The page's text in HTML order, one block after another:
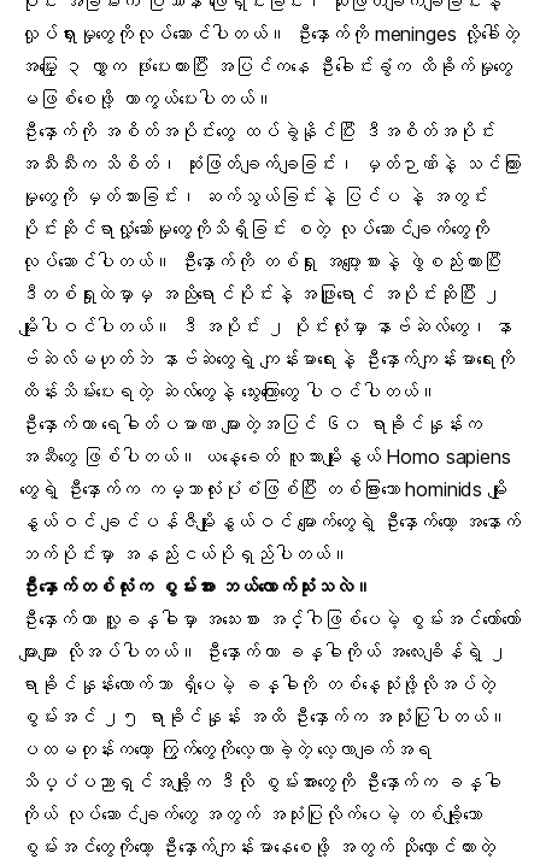
လှုပ်ရှားမှုတွေကိုလုပ်ဆောင်ပါတယ်။ ဦးနှောက်ကို meninges လို့ခေါ်တဲ့
အမြှေး ၃ လွှာက ဖုံးပေးထားပြီး အပြင်ကနေ ဦးခေါင်းခွံက ထိခိုက်မှုတွေ
မဖြစ်စေဖို့ ကာကွယ်ပေးပါတယ်။
ဦးနှောက်ကို အစိတ်အပိုင်းတွေ ထပ်ခွဲနိုင်ပြီး ဒီအစိတ်အပိုင်း
အသီးသီးက သိစိတ်၊ ဆုံးဖြတ်ချက်ချခြင်း၊ မှတ်ဉာဏ်နဲ့ သင်ကြား
မှုတွေကို မှတ်သားခြင်း၊ ဆက်သွယ်ခြင်းနဲ့ ပြင်ပ နဲ့ အတွင်း
ပိုင်းဆိုင်ရာလှုံ့ဆော်မှုတွေကိုသိရှိခြင်း စတဲ့ လုပ်ဆောင်ချက်တွေကို
လုပ်ဆောင်ပါတယ်။ ဦးနှောက်ကို တစ်ရှုး အပျော့စားနဲ့ ဖွဲစည်းထားပြီး
ဒီတစ်ရှုးထဲမှာမှ အညိုရောင်ပိုင်းနဲ့ အဖြူရောင် အပိုင်းဆိုပြီး ၂
မျိုးပါဝင်ပါတယ်။ ဒီ အပိုင်း ၂ ပိုင်းလုံးမှာ နာဗ်ဆဲလ်တွေ၊ နာ
ဗ်ဆဲလ်မဟုတ်ဘဲ နာဗ်ဆဲတွေရဲ့ ကျန်းမာရေးနဲ့ ဦးနှောက်ကျန်းမာရေးကို
ထိန်းသိမ်းပေးရတဲ့ ဆဲလ်တွေနဲ့ သွေးကြောတွေ ပါဝင်ပါတယ်။
ဦးနှောက်ဟာ ရေဓါတ်ပမာဏ များတဲ့အပြင် ၆၀ ရာခိုင်နှုန်းက
အဆီတွေ ဖြစ်ပါတယ်။ ယနေ့ခေတ် လူသားမျိုးနွယ် Homo sapiens
တွေရဲ့ ဦးနှောက်က ကမ္ဘာလုံးပုံစံဖြစ်ပြီး တစ်ခြားသော hominids မျိုး
နွယ်ဝင် ချင်ပန်ဇီမျိုးနွယ်ဝင် မျောက်တွေရဲ့ ဦးနှောက်တော့ အနောက်
ဘက်ပိုင်းမှာ အနည်းငယ်ပိုရှည်ပါတယ်။
ဦးနှောက်တစ်လုံးက စွမ်းအား ဘယ်လောက်သုံးသလဲ။
ဦးနှောက်ဟာ လူ့ခန္ဓါမှာ အသေးစား အင်္ဂါဖြစ်ပေမဲ့ စွမ်းအင်တော်တော်
များများ လိုအပ်ပါတယ်။ ဦးနှောက်ဟာ ခန္ဓါကိုယ် အလေးချိန်ရဲ့ ၂
ရာခိုင်နှုန်းလောက်သာ ရှိပေမဲ့ ခန္ဓါကို တစ်နေ့သုံးဖို့လိုအပ်တဲ့
စွမ်းအင် ၂၅ ရာခိုင်နှုန်း အထိ ဦးနှောက်က အသုံးပြုပါတယ်။
ပထမတုန်းကတော့ ကြွက်တွေကိုလေ့လာခဲ့တဲ့ လေ့လာချက်အရ
သိပ္ပံပညာရှင်အချို့က ဒီလို စွမ်းအားတွေကို ဦးနှောက်က ခန္ဓါ
ကိုယ် လုပ်ဆောင်ချက်တွေ အတွက် အသုံးပြုလိုက်ပေမဲ့ တစ်ချို့သော
စွမ်းအင်တွေကိုတော့ ဦးနှောက်ကျန်းမာနေစေဖို့ အတွက် သိုလှောင်ထားတဲ့